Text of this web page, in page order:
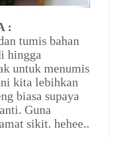
:
tumis bahan
hingga
untuk menumis
ni kita lebihkan
biasa supaya
Guna
sikit. hehee..